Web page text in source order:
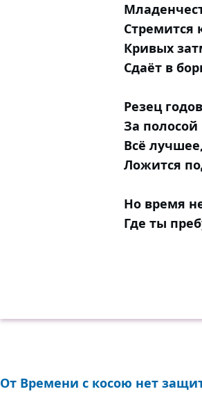
Стремится
Кривых
Сдаёт в
Резец
За полосой
Всё
Ложится
Но время
Где ты
От Времени с косою нет